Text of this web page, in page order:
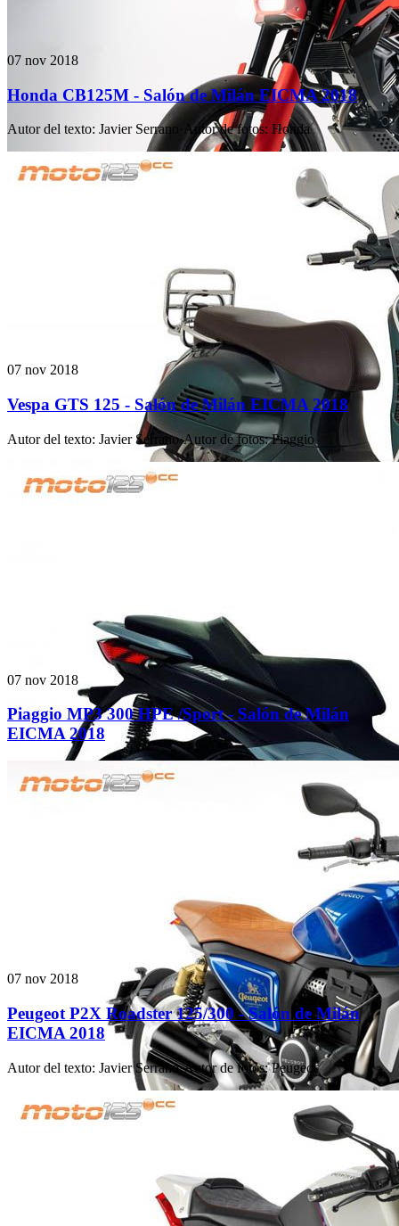
07 nov 2018
Honda CB125M - Salón de Milán EICMA 2018
Autor del texto: Javier Serrano Autor de fotos: Honda
07 nov 2018
Vespa GTS 125 - Salón de Milán EICMA 2018
Autor del texto: Javier Serrano·Autor de fotos: Piaggio
07 nov 2018
Piaggio MP3 300 HPE /Sport - Salón de Milán
EICMA 2018
07 nov 2018
Peugeot P2X Roadster 125/300 - Salón de Milán
EICMA 2018
Autor del texto: Javier Serrano·Autor de fotos: Peugeot